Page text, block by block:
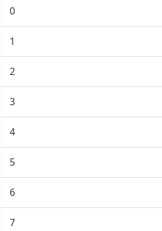
0
1
2
3
4
5
6
7